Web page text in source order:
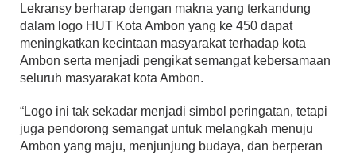
Lekransy berharap dengan makna yang terkandung
dalam logo HUT Kota Ambon yang ke 450 dapat
meningkatkan kecintaan masyarakat terhadap kota
Ambon serta menjadi pengikat semangat kebersamaan
seluruh masyarakat kota Ambon.
“Logo ini tak sekadar menjadi simbol peringatan, tetapi
juga pendorong semangat untuk melangkah menuju
Ambon yang maju, menjunjung budaya, dan berperan